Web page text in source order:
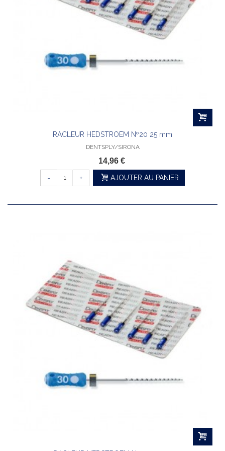
RACLEUR HEDSTROEM Nº20 25 mm
DENTSPLY/SIRONA
14,96 €
- + AJOUTER AU PANIER